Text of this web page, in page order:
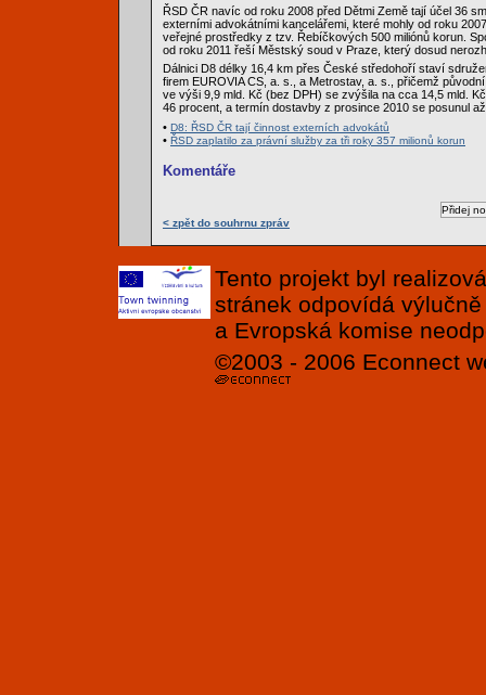
ŘSD ČR navíc od roku 2008 před Dětmi Země tají účel 36
externími advokátními kancelářemi, které mohly od roku
veřejné prostředky z tzv. Řebíčkových 500 miliónů korun.
od roku 2011 řeší Městský soud v Praze, který dosud
Dálnici D8 délky 16,4 km přes České středohoří staví
firem EUROVIA CS, a. s., a Metrostav, a. s., přičemž
ve výši 9,9 mld. Kč (bez DPH) se zvýšila na cca 14,5 mld.
46 procent, a termín dostavby z prosince 2010 se posunul
• D8: ŘSD ČR tají činnost externích advokátů
• ŘSD zaplatilo za právní služby za tři roky 357 milionů korun
Komentáře
< zpět do souhrnu zpráv
Tento projekt byl
stránek odpovídá
a Evropská komise
©2003 - 2006 Econnect